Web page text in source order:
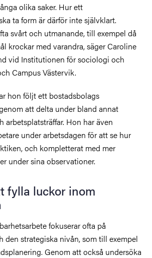
olika saker. Hur ett
ta form är därför inte självklart.
svårt och utmanande, till exempel då
krockar med varandra, säger Caroline
vid Institutionen för sociologi och
Campus Västervik.
hon följt ett bostadsbolags
att delta under bland annat
arbetsplatsträffar. Hon har även
under arbetsdagen för att se hur
och kompletterat med mer
under sina observationer.
fylla luckor inom
fokuserar ofta på
den strategiska nivån, som till exempel
Genom att också undersöka